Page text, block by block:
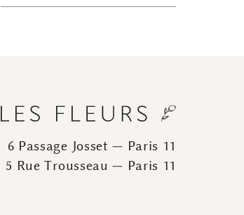
6 Passage Josset — Paris 11
5 Rue Trousseau — Paris 11